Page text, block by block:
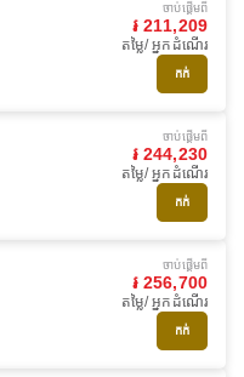
ចាប់ផ្ដើមពី
៛ 211,209
តម្លៃ/ អ្នកដំណើរ
កក់
ចាប់ផ្ដើមពី
៛ 244,230
តម្លៃ/ អ្នកដំណើរ
កក់
ចាប់ផ្ដើមពី
៛ 256,700
តម្លៃ/ អ្នកដំណើរ
កក់